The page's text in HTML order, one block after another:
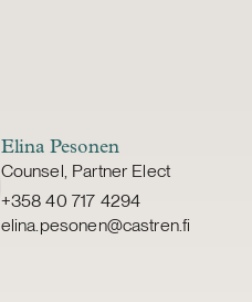
Elina Pesonen
Counsel, Partner Elect
+358 40 717 4294
elina.pesonen@castren.fi